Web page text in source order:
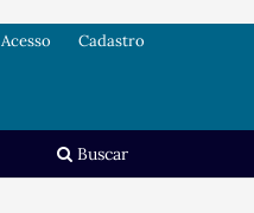
Buscar
Acesso Cadastro